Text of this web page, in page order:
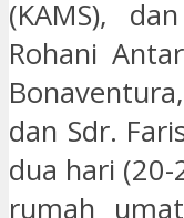
(KAMS),
Rohani
dan Sdr.
dua hari
rumah